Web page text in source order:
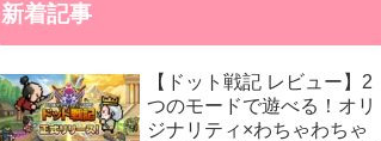
新着記事
【ドット戦記 レビュー】2
つのモードで遊べる！オリ
ジナリティ×わちゃわちゃ